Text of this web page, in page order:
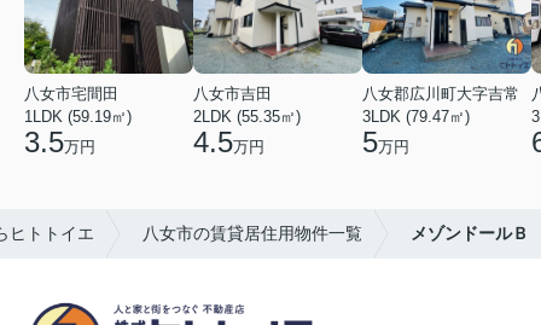
八女市宅間田
1LDK (59.19㎡)
3.5万円
八女市吉田
2LDK (55.35㎡)
4.5万円
八女郡広川町大字吉常
3LDK (79.47㎡)
5万円
ヒトトイエ 八女市の賃貸居住用物件一覧 メゾンドールＢ